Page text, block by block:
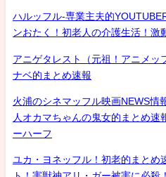
ハルッフル-専業主夫的
ンおたく！初老人の介護生活！激
アニゲタレスト（元祖！アニメ
ナベ的まとめ速報
火浦のシネマッフル映画NEWS情
人オカマちゃんの鬼女的まとめ
ーハーフ
ユカ・ヨネッフル！初老的まとめ